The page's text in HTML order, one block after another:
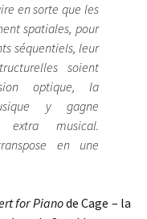
en sorte que les
spatiales, pour
séquentiels, leur
soient
optique, la
y gagne
musical.
en une
for Pianode Cage – la